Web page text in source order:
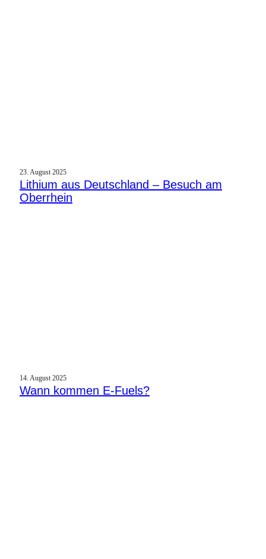
23. August 2025
Lithium aus Deutschland – Besuch am
Oberrhein
14. August 2025
Wann kommen E‑Fuels?